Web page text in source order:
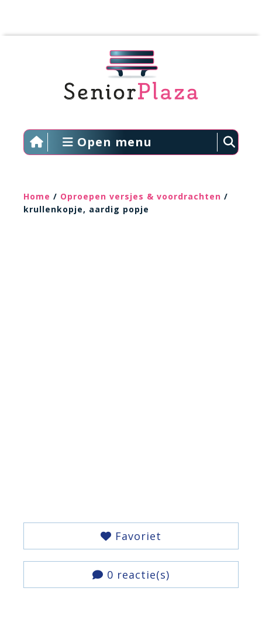
Open menu
Home / Oproepen versjes & voordrachten /
krullenkopje, aardig popje
Favoriet
0 reactie(s)